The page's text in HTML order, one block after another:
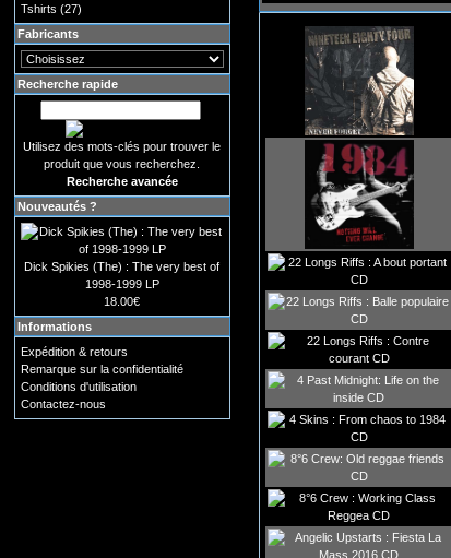
Tshirts (27)
Fabricants
Recherche rapide
Utilisez des mots-clés pour trouver le
produit que vous recherchez.
Recherche avancée
Nouveautés ?
Dick Spikies (The) : The very best of
1998-1999 LP
18.00€
Informations
Expédition & retours
Remarque sur la confidentialité
Conditions d'utilisation
Contactez-nous